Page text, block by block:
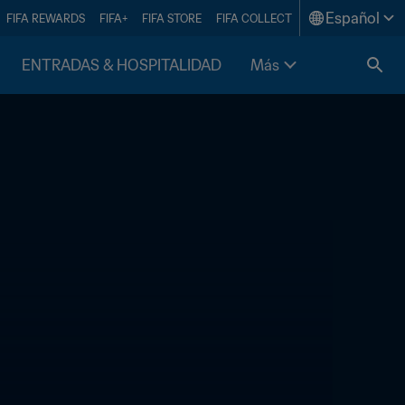
FIFA REWARDS FIFA+ FIFA STORE FIFA COLLECT Español
ENTRADAS & HOSPITALIDAD Más